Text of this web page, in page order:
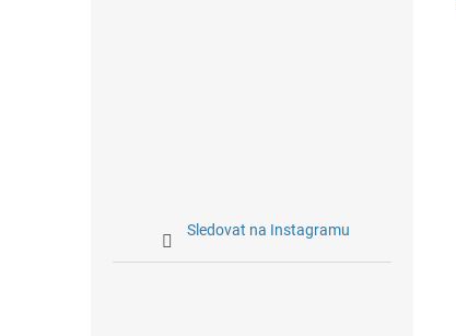
Sledovat na Instagramu